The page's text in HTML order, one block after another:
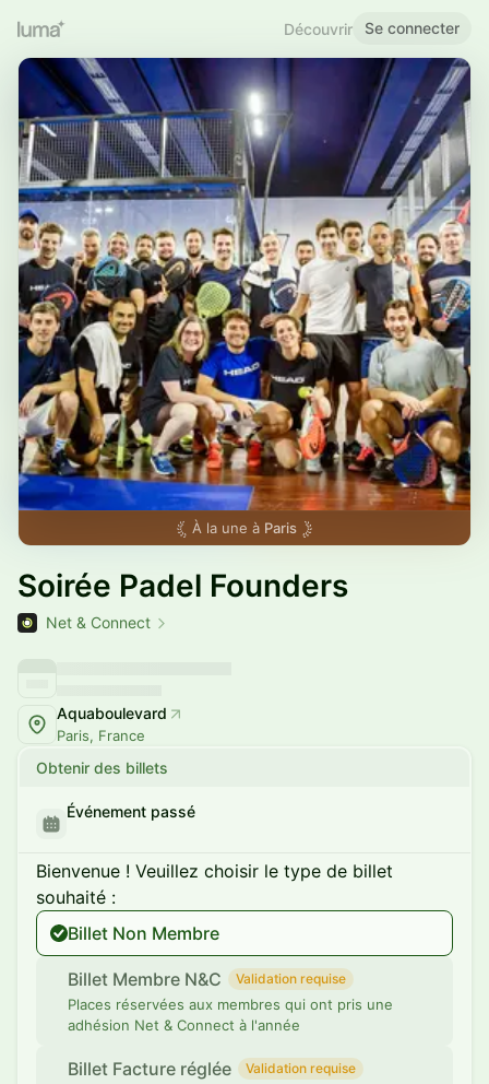
Découvrir Se connecter
À la une à Paris
Soirée Padel Founders
Net & Connect
Aquaboulevard
Paris, France
Obtenir des billets
Événement passé
Bienvenue ! Veuillez choisir le type de billet
souhaité :
Billet Non Membre
Billet Membre N&C Validation requise
Places réservées aux membres qui ont pris une
adhésion Net & Connect à l'année
Billet Facture réglée Validation requise